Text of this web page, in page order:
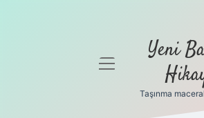
menüyü
Yeni
Taşınma